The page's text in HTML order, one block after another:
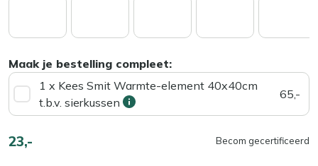
Maak je bestelling compleet:
1 x Kees Smit Warmte-element 40x40cm
t.b.v. sierkussen
65,-
23,- Becom gecertificeerd